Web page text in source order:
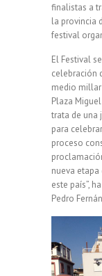
finalistas a
la provincia
festival
El Festival
celebración
medio
Plaza
trata de una
para
proceso
nueva
este país”,
Pedro